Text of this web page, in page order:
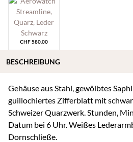
CHF580.00
Gehäuse aus Stahl, gewölbtes
guillochiertes Zifferblatt mit
Schweizer Quarzwerk. Stunden,
Datum bei 6 Uhr. Weißes
Dornschließe.
BESCHREIBUNG